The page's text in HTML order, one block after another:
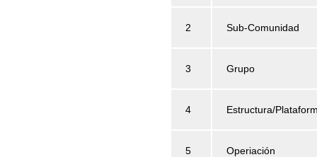
2 Sub-Comunidad
3 Grupo
4 Estructura/
5 Operiación